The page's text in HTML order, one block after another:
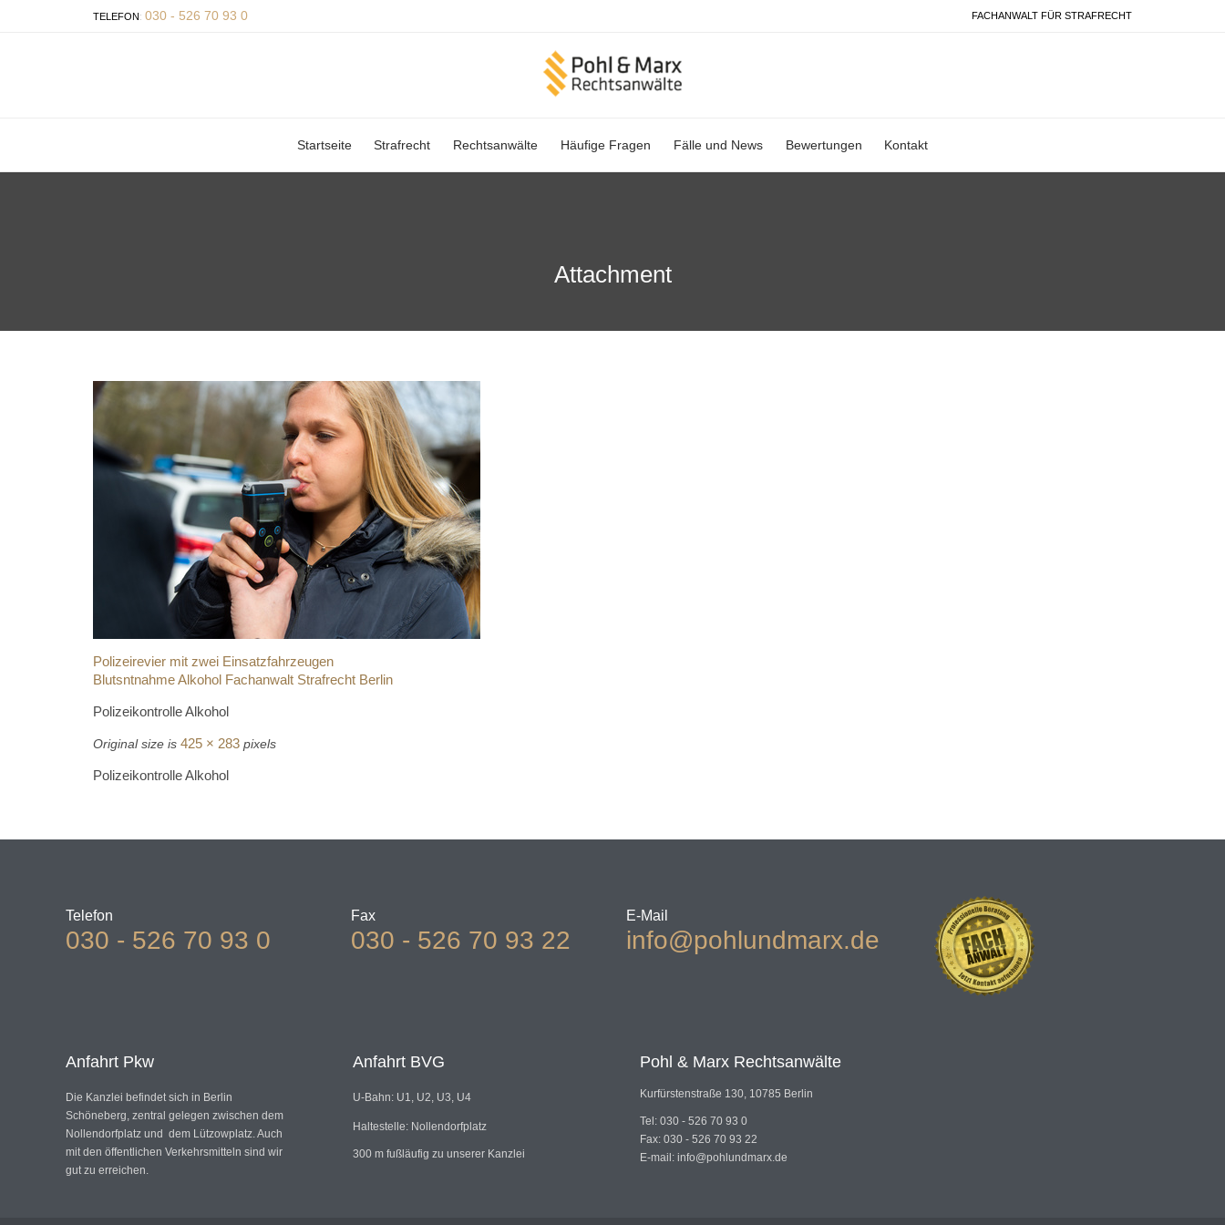
TELEFON: 030 - 526 70 93 0 FACHANWALT FÜR STRAFRECHT
to
Startseite Strafrecht Rechtsanwälte Häufige Fragen Fälle und News Bewertungen Kontakt
Attachment
Polizeirevier mit zwei Einsatzfahrzeugen
Blutsntnahme Alkohol Fachanwalt Strafrecht Berlin
Polizeikontrolle Alkohol
Original size is 425 × 283 pixels
Polizeikontrolle Alkohol
Telefon
030 - 526 70 93 0
Fax
030 - 526 70 93 22
E-Mail
info@pohlundmarx.de
Anfahrt Pkw
Die Kanzlei befindet sich in Berlin
Schöneberg, zentral gelegen zwischen dem
Nollendorfplatz und dem Lützowplatz. Auch
mit den öffentlichen Verkehrsmitteln sind wir
gut zu erreichen.
Anfahrt BVG
U-Bahn: U1, U2, U3, U4
Haltestelle: Nollendorfplatz
300 m fußläufig zu unserer Kanzlei
Pohl & Marx Rechtsanwälte
Kurfürstenstraße 130, 10785 Berlin
Tel: 030 - 526 70 93 0
Fax: 030 - 526 70 93 22
E-mail: info@pohlundmarx.de